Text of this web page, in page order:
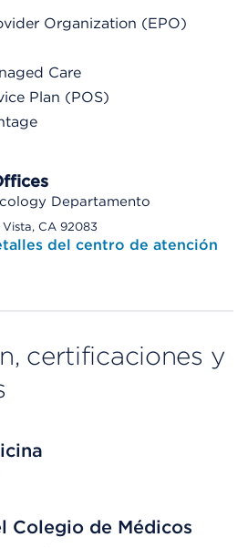
Organization (EPO)
Care
Plan (POS)
Departamento
CA 92083
del centro de atención
certificaciones y
Colegio de Médicos